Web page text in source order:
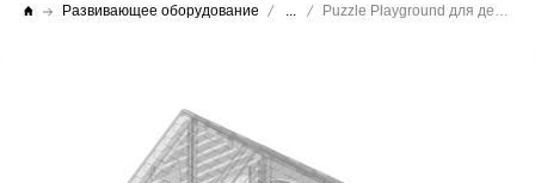
Развивающее оборудование